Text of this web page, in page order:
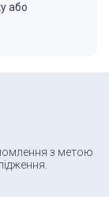
або
з метою